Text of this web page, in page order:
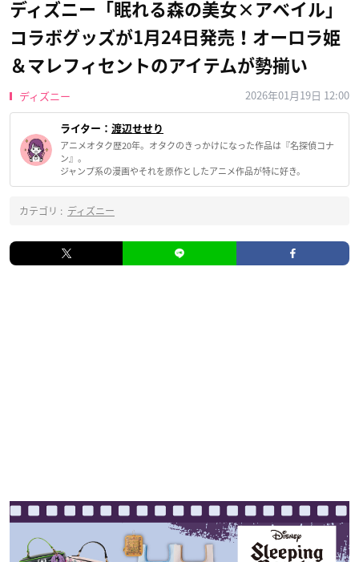
ディズニー「眠れる森の美女×アベイル」
コラボグッズが1月24日発売！オーロラ姫
＆マレフィセントのアイテムが勢揃い
ディズニー 2026年01月19日 12:00
ライター： 渡辺せせり
アニメオタク歴20年。オタクのきっかけになった作品は『名探偵コナ
ン』。
ジャンプ系の漫画やそれを原作としたアニメ作品が特に好き。
カテゴリ : ディズニー